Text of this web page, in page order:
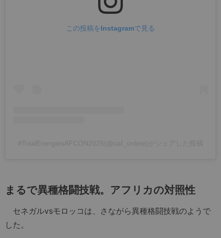
この投稿をInstagramで見る
まるで異種格闘技戦。アフリカの対照性
セネガルvsモロッコは、さながら異種格闘技戦のようで
した。